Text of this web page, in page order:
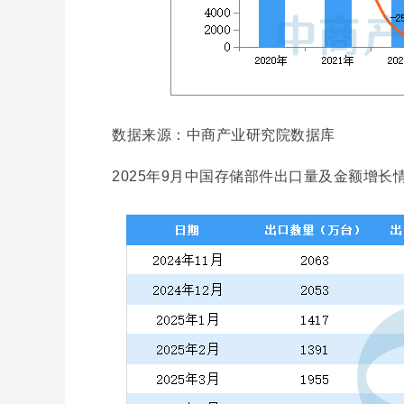
数据来源：中商产业研究院数据库
2025年9月中国存储部件出口量及金额增长